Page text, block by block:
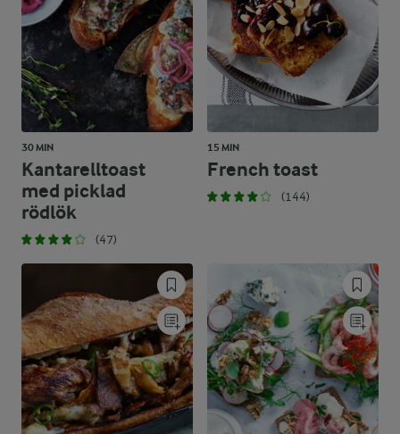
30 MIN
Kantarelltoast
med picklad
rödlök
(47)
15 MIN
French toast
(144)